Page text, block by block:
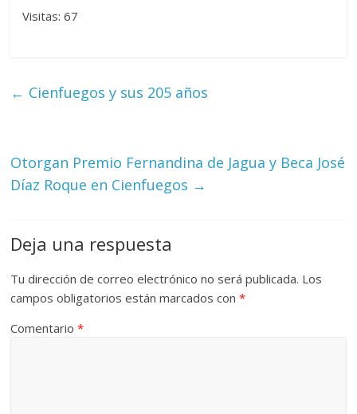
Visitas: 67
← Cienfuegos y sus 205 años
Otorgan Premio Fernandina de Jagua y Beca José
Díaz Roque en Cienfuegos →
Deja una respuesta
Tu dirección de correo electrónico no será publicada. Los
campos obligatorios están marcados con*
Comentario*